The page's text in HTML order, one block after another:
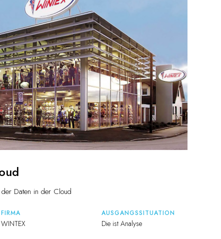
der Daten in der Cloud
FIRMA
WINTEX
AUSGANGSSITUATION
Die ist Analyse